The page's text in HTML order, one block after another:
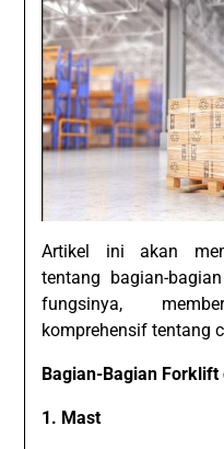
Artikel ini akan
tentang bagian-
fungsinya,
komprehensif tentang
Bagian-Bagian Forklift
1. Mast